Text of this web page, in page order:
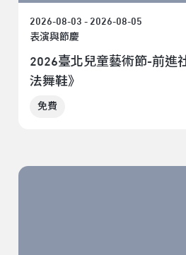
2026-08-03 - 2026-08-05
表演與節慶
2026臺北兒童藝術節-前進
法舞鞋》
免費